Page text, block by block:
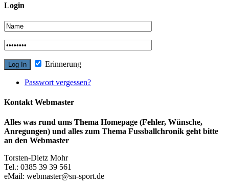
Login
Erinnerung
Passwort vergessen?
Kontakt Webmaster
Alles was rund ums Thema Homepage (Fehler, Wünsche,
Anregungen) und alles zum Thema Fussballchronik geht bitte
an den Webmaster
Torsten-Dietz Mohr
Tel.: 0385 39 39 561
eMail: webmaster@sn-sport.de